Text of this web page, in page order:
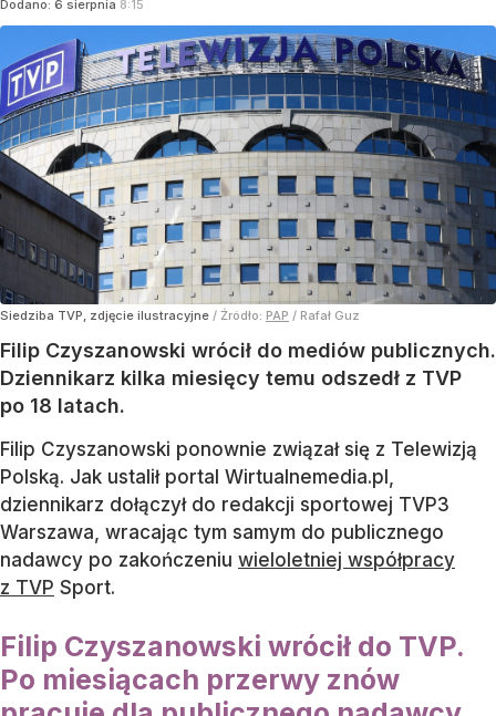
Dodano: 6 sierpnia 8:15
Siedziba TVP, zdjęcie ilustracyjne / Źródło: PAP / Rafał Guz
Filip Czyszanowski wrócił do mediów publicznych.
Dziennikarz kilka miesięcy temu odszedł z TVP
po 18 latach.
Filip Czyszanowski ponownie związał się z Telewizją
Polską. Jak ustalił portal Wirtualnemedia.pl,
dziennikarz dołączył do redakcji sportowej TVP3
Warszawa, wracając tym samym do publicznego
nadawcy po zakończeniu wieloletniej współpracy
z TVP Sport.
Filip Czyszanowski wrócił do TVP.
Po miesiącach przerwy znów